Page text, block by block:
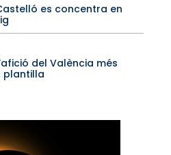
es concentra en
del València més
plantilla